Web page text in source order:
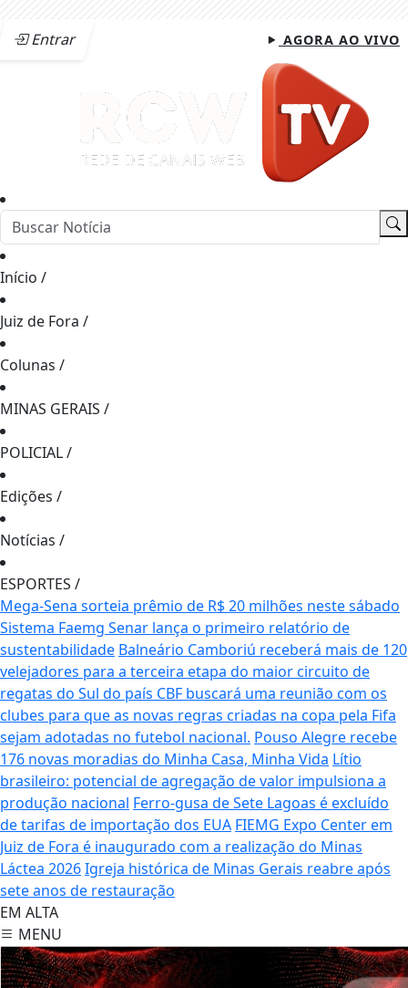
Entrar AGORA AO VIVO
Início /
Juiz de Fora /
Colunas /
MINAS GERAIS /
POLICIAL/
Edições /
Notícias /
ESPORTES /
Mega-Sena sorteia prêmio de R$ 20 milhões neste sábado
Sistema Faemg Senar lança o primeiro relatório de
sustentabilidade Balneário Camboriú receberá mais de 120
velejadores para a terceira etapa do maior circuito de
regatas do Sul do país CBF buscará uma reunião com os
clubes para que as novas regras criadas na copa pela Fifa
sejam adotadas no futebol nacional. Pouso Alegre recebe
176 novas moradias do Minha Casa, Minha Vida Lítio
brasileiro: potencial de agregação de valor impulsiona a
produção nacional Ferro-gusa de Sete Lagoas é excluído
de tarifas de importação dos EUA FIEMG Expo Center em
Juiz de Fora é inaugurado com a realização do Minas
Láctea 2026Igreja histórica de Minas Gerais reabre após
sete anos de restauração
EM ALTA
MENU